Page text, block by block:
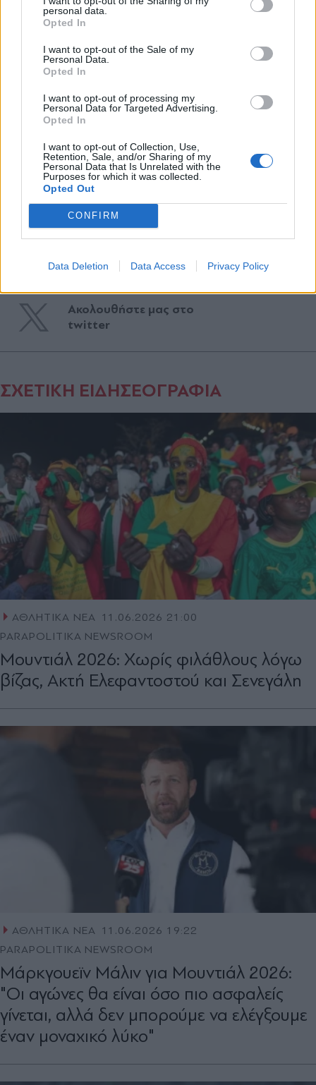
personal data.
Opted In
I want to opt-out of the Sale of my
Personal Data.
Opted In
I want to opt-out of processing my
Personal Data for Targeted Advertising.
Opted In
I want to opt-out of Collection, Use,
Retention, Sale, and/or Sharing of my
Personal Data that Is Unrelated with the
Purposes for which it was collected.
Opted Out
CONFIRM
Data Deletion Data Access Privacy Policy
#Μουντιάλ 2026#Τελετή Έναρξης#Σακίρα #Μεξικό
Ακολουθήστε το
parapolitika.gr στο Google
News για άμεση και έγκυρη
ενημέρωση
Ακολουθήστε μας στο
facebook
Ακολουθήστε μας στο
twitter
ΣΧΕΤΙΚΗ ΕΙΔΗΣΕΟΓΡΑΦΙΑ
ΑΘΛΗΤΙΚΑ ΝΕΑ 11.06.2026 21:00
PARAPOLITIKA NEWSROOM
Μουντιάλ 2026: Χωρίς φιλάθλους λόγω
βίζας, Ακτή Ελεφαντοστού και Σενεγάλη
ΑΘΛΗΤΙΚΑ ΝΕΑ 11.06.2026 19:22
PARAPOLITIKA NEWSROOM
Μάρκγουεϊν Μάλιν για Μουντιάλ 2026:
"Οι αγώνες θα είναι όσο πιο ασφαλείς
γίνεται, αλλά δεν μπορούμε να ελέγξουμε
έναν μοναχικό λύκο"
Αποδέχομαι τους
και την πολιτική απορρήτου
X